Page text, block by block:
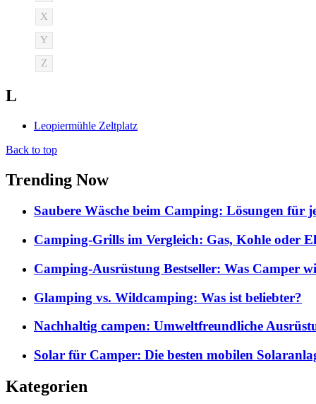
X
Y
Z
L
Leopiermühle Zeltplatz
Back to top
Trending Now
Saubere Wäsche beim Camping: Lösungen für
Camping-Grills im Vergleich: Gas, Kohle oder
Camping-Ausrüstung Bestseller: Was Camper
Glamping vs. Wildcamping: Was ist beliebter?
Nachhaltig campen: Umweltfreundliche
Solar für Camper: Die besten mobilen
Kategorien